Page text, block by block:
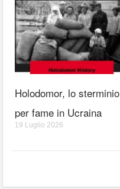
Holodomor, lo sterminio
per fame in Ucraina
19 Luglio 2026